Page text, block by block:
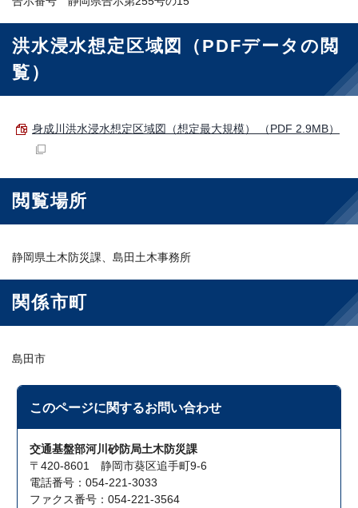
洪水浸水想定区域図（PDFデータの閲
覧）
身成川洪水浸水想定区域図（想定最大規模） （PDF 2.9MB）
閲覧場所
静岡県土木防災課、島田土木事務所
関係市町
島田市
このページに関するお問い合わせ
交通基盤部河川砂防局土木防災課
〒420-8601 静岡市葵区追手町9-6
電話番号：054-221-3033
ファクス番号：054-221-3564